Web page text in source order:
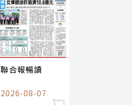
聯合報暢讀
2026-08-07